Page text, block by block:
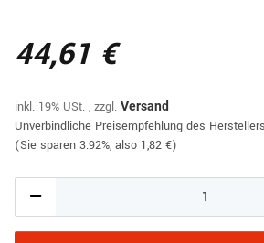
44,61 €
inkl. 19% USt. , zzgl. Versand
Unverbindliche Preisempfehlung des Herstellers
(Sie sparen 3.92%, also 1,82 €)